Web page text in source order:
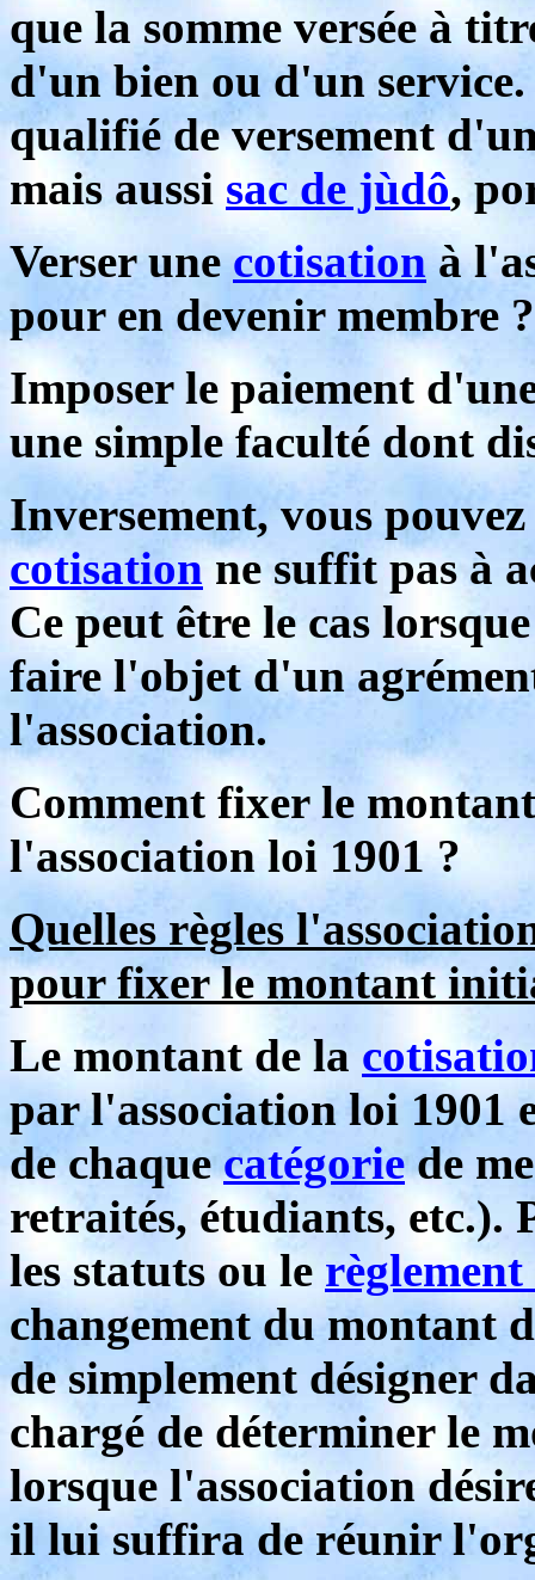
que la somme versée à
d'un bien ou d'un
qualifié de versement
mais aussi sac de jùdô,
Verser unecotisationà
pour en devenir membre ?
Imposer le paiement
une simple faculté dont
Inversement, vous
cotisationne suffit pas à
Ce peut être le cas
faire l'objet d'un
l'association.
Comment fixer le
l'association loi 1901 ?
Quelles règles
pour fixer le montant
Le montant de la
par l'association loi 1901
de chaquecatégoriede
retraités, étudiants, etc.).
les statuts ou le
changement du montant
de simplement désigner
chargé de déterminer le
lorsque l'association
il lui suffira de réunir